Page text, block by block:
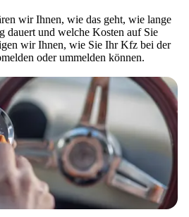
wir Ihnen, wie das geht, wie lange
dauert und welche Kosten auf Sie
wir Ihnen, wie Sie Ihr Kfz bei der
oder ummelden können.